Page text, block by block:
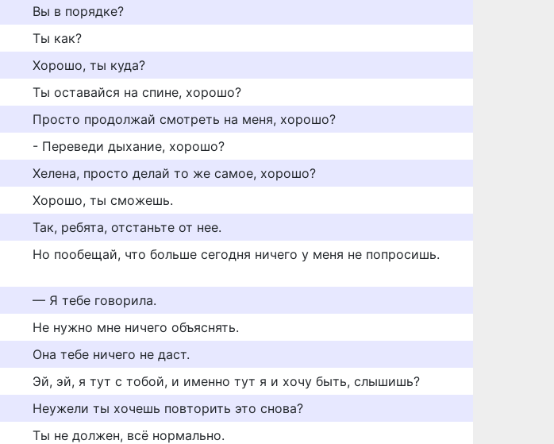
Вы в порядке?
Ты как?
Хорошо, ты куда?
Ты оставайся на спине, хорошо?
Просто продолжай смотреть на меня, хорошо?
- Переведи дыхание, хорошо?
Хелена, просто делай то же самое, хорошо?
Хорошо, ты сможешь.
Так, ребята, отстаньте от нее.
Но пообещай, что больше сегодня ничего у меня не попросишь.
— Я тебе говорила.
Не нужно мне ничего объяснять.
Она тебе ничего не даст.
Эй, эй, я тут с тобой, и именно тут я и хочу быть, слышишь?
Неужели ты хочешь повторить это снова?
Ты не должен, всё нормально.